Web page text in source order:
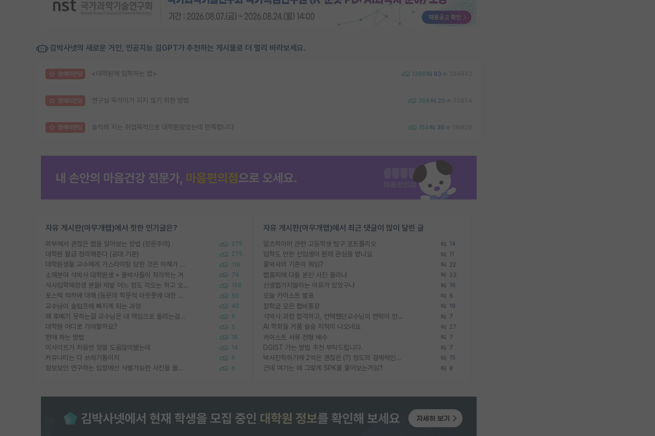
김박사넷의 새로운 거인, 인공지능 김GPT가 추천하는 게시물로 더 멀리 바라보세요.
명예의전당 <대학원에 입학하는 법> 1388 83 294843
명예의전당 연구실 뚝딱이가 되지 않기 위한 방법 398 20 79854
명예의전당 솔직히 저는 취업목적으로 대학원왔었는데 만족합니다 154 36 119829
자유 게시판(아무개랩)에서 핫한 인기글은?
외부에서 괜찮은 랩을 알아보는 방법 (장문주의) 275
대학원 월급 정리해준다 (공대 기준) 275
대학원생들 교수에게 가스라이팅 당한 것은 이해가 갑니다. 안타깝네요. 119
소재분야 석박사 대학원생 + 물박사들이 착각하는 거 76
석사입학예정생 분들! 제발 어느 정도 각오는 하고 오세요. 156
포스텍 억까에 대해 (동문의 학문적 아웃풋에 대한 반박) 50
교수님이 슬럼프에 빠지게 되는 과정 40
왜 후배가 못하는걸 교수님은 내 책임으로 돌리는걸까요? 6
대학원 어디로 가야할까요? 5
편애 하는 방법 16
이사이트가 처음엔 정말 도움많이됐는데 14
커뮤니티는 다 쓰레기통이지 6
정보보안 연구하는 입장에선 식별가능한 사진을 올리는건 비추이긴함 6
자유 게시판(아무개랩)에서 최근 댓글이 많이 달린 글
알츠하이머 관련 고등학생 탐구 포트폴리오 14
입학도 안한 신입생이 원래 관심을 받나요 11
물박사의 기준이 뭐임? 22
랩홈피에 다들 본인 사진 올리냐 23
신생랩가지말라는 이유가 있었구나 16
오늘 카이스트 발표 6
장학금 모은 랩비통장 19
석박사 과정 합격하고, 컨택했던교수님이 연락이 안됩니다... 7
AI 학회들 거품 슬슬 지적이 나오네요 27
카이스트 서류 전형 배수 7
DGIST 가는 방법 추천 부탁드립니다. 7
박사진학하기에 2억은 괜찮은 (?) 정도의 경제력인가요 15
근데 여기는 왜 그렇게 SPK를 물어보는거임? 8